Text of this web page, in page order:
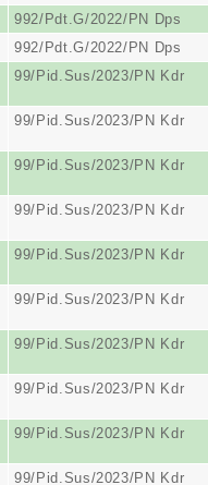
992/Pdt.G/2022/PN Dps
992/Pdt.G/2022/PN Dps
99/Pid.Sus/2023/PN Kdr
99/Pid.Sus/2023/PN Kdr
99/Pid.Sus/2023/PN Kdr
99/Pid.Sus/2023/PN Kdr
99/Pid.Sus/2023/PN Kdr
99/Pid.Sus/2023/PN Kdr
99/Pid.Sus/2023/PN Kdr
99/Pid.Sus/2023/PN Kdr
99/Pid.Sus/2023/PN Kdr
99/Pid.Sus/2023/PN Kdr